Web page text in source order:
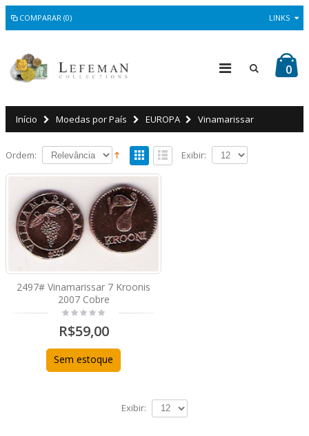
COMPARAR (0) LINKS
0
Início Moedas por País EUROPA Vinamarissar
Ordem: Exibir:
2497# Vinamarissar 7 Kroonis
2007 Cobre
R$59,00
Sem estoque
Exibir: